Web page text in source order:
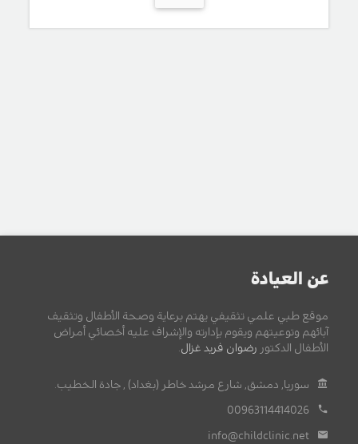
عن العيادة
موقع طبي علمي تثقيفي يهتم برعاية وصحة الأطفال وتثقيف
آبائهم وتوعيتهم ويقوم بإدارته والإشراف عليه أخصائي أمراض
الأطفال الدكتور رضوان فريد غزال
سوريا, دمشق, شارع مرشد خاطر (بغداد) , جادة الخطيب.
00963114414026
info@childclinic.net